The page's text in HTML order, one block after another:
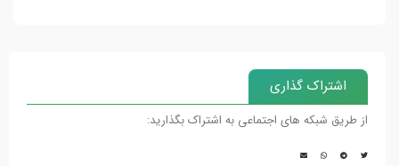
اشتراک گذاری
از طریق شبکه های اجتماعی به اشتراک بگذارید: